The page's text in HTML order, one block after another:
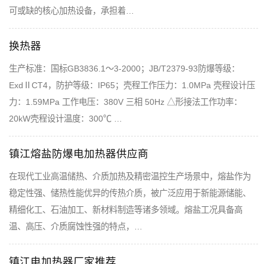
可或缺的核心加热设备，承担着…
换热器
生产标准：国标GB3836.1～3-2000；JB/T2379-93防爆等级：
ExdⅡCT4，防护等级：IP65；壳程工作压力：1.0MPa 壳程设计压
力：1.59MPa 工作电压：380V 三相 50Hz △形接法工作功率：
20kW壳程设计温度：300℃ …
镇江熔盐防爆电加热器供应商
在现代工业高温储热、介质加热及精密温控生产场景中，熔盐作为
稳定性强、储热性能优异的传热介质，被广泛应用于新能源储能、
精细化工、石油加工、新材料制造等诸多领域。熔盐工况具备高
温、高压、介质腐蚀性强的特点，…